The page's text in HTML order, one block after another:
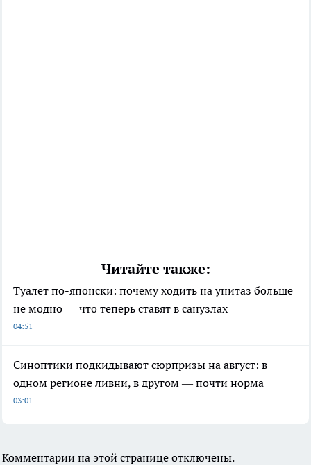
Читайте также:
Туалет по-японски: почему ходить на унитаз больше
не модно — что теперь ставят в санузлах
04:51
Синоптики подкидывают сюрпризы на август: в
одном регионе ливни, в другом — почти норма
03:01
Комментарии на этой странице отключены.